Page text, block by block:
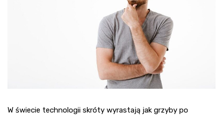
W świecie technologii skróty wyrastają jak grzyby po